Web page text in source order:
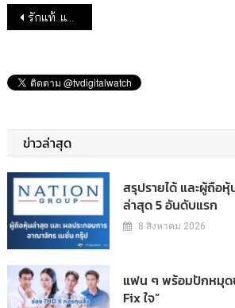
แนะแนวเรื่อง
รักแท้..แพ้ “คลับ ฟรายเดย์”
ข่าวล่าสุด
สรุปรายได้ และผู้ถือ
ล่าสุด 5 อันดับแรก
8 สิงหาคม 2026
แฟน ๆ พร้อมปักหมุด
Fix ใจ”